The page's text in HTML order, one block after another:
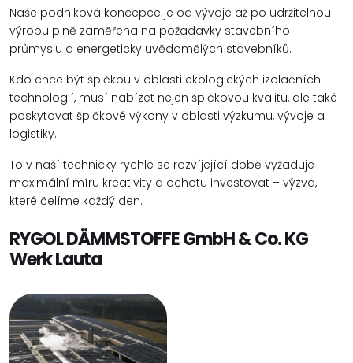
Naše podniková koncepce je od vývoje až po udržitelnou
výrobu plně zaměřena na požadavky stavebního
průmyslu a energeticky uvědomělých stavebníků.
Kdo chce být špičkou v oblasti ekologických izolačních
technologií, musí nabízet nejen špičkovou kvalitu, ale také
poskytovat špičkové výkony v oblasti výzkumu, vývoje a
logistiky.
To v naší technicky rychle se rozvíjející době vyžaduje
maximální míru kreativity a ochotu investovat – výzva,
které čelíme každý den.
RYGOL DÄMMSTOFFE GmbH & Co. KG
Werk Lauta